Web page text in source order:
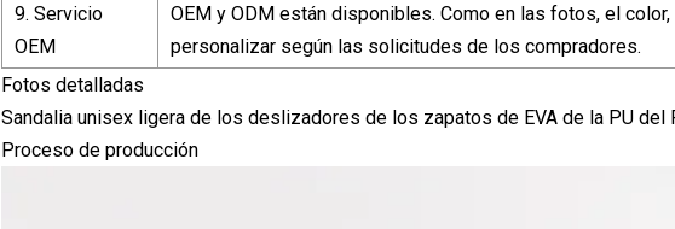
9. Servicio
OEM
OEM y ODM están disponibles. Como en las fotos, el
personalizar según las solicitudes de los compradores.
Fotos detalladas
Sandalia unisex ligera de los deslizadores de los zapatos de EVA de la PU del
Proceso de producción